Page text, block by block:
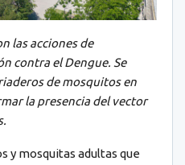
las acciones de
contra el Dengue. Se
de mosquitos en
la presencia del vector
y mosquitas adultas que